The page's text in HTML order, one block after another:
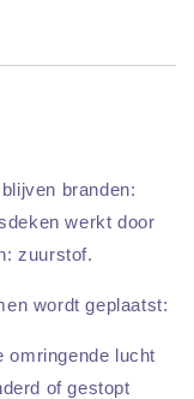
branden:
werkt door
zuurstof.
wordt geplaatst:
omringende lucht
of gestopt